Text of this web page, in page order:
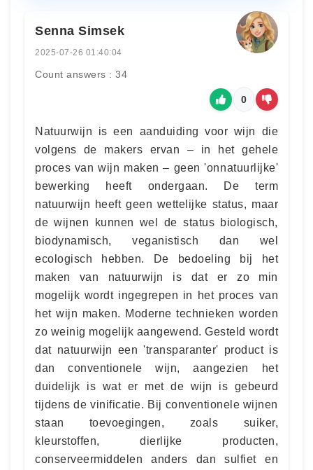
Senna Simsek
2025-07-26 01:40:04
Count answers : 34
0
Natuurwijn is een aanduiding voor wijn die
volgens de makers ervan – in het gehele
proces van wijn maken – geen 'onnatuurlijke'
bewerking heeft ondergaan. De term
natuurwijn heeft geen wettelijke status, maar
de wijnen kunnen wel de status biologisch,
biodynamisch, veganistisch dan wel
ecologisch hebben. De bedoeling bij het
maken van natuurwijn is dat er zo min
mogelijk wordt ingegrepen in het proces van
het wijn maken. Moderne technieken worden
zo weinig mogelijk aangewend. Gesteld wordt
dat natuurwijn een 'transparanter' product is
dan conventionele wijn, aangezien het
duidelijk is wat er met de wijn is gebeurd
tijdens de vinificatie. Bij conventionele wijnen
staan toevoegingen, zoals suiker,
kleurstoffen, dierlijke producten,
conserveermiddelen anders dan sulfiet en